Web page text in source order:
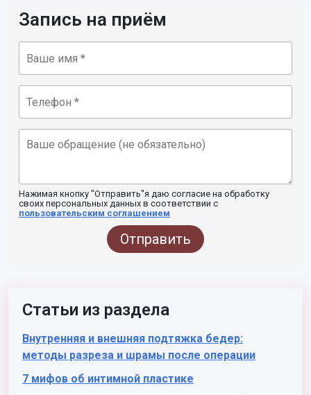
Запись на приём
Нажимая кнопку "Отправить"я даю согласие на обработку
своих персональных данных в соответствии с
пользовательским соглашением
Отправить
Статьи из раздела
Внутренняя и внешняя подтяжка бедер:
методы разреза и шрамы после операции
7 мифов об интимной пластике